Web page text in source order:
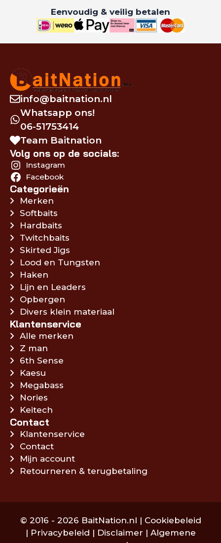
Eenvoudig & veilig betalen
info@baitnation.nl
Whatsapp ons!
06-51753414
Team Baitnation
Volg ons op de socials:
Instagram
Facebook
Categorieën
Merken
Softbaits
Hardbaits
Twitchbaits
Skirted Jigs
Lood en Tungsten
Haken
Lijn en Leaders
Opbergen
Divers klein materiaal
Klantenservice
Alle merken
Z man
6th Sense
Kaesu
Megabass
Nories
Keitech
Contact
Klantenservice
Contact
Mijn account
Retourneren & terugbetaling
© 2016 - 2026 BaitNation.nl | Cookiebeleid
| Privacybeleid | Disclaimer | Algemene